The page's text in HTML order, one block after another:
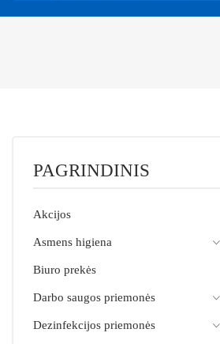
PAGRINDINIS
Akcijos
Asmens higiena
Biuro prekės
Darbo saugos priemonės
Dezinfekcijos priemonės